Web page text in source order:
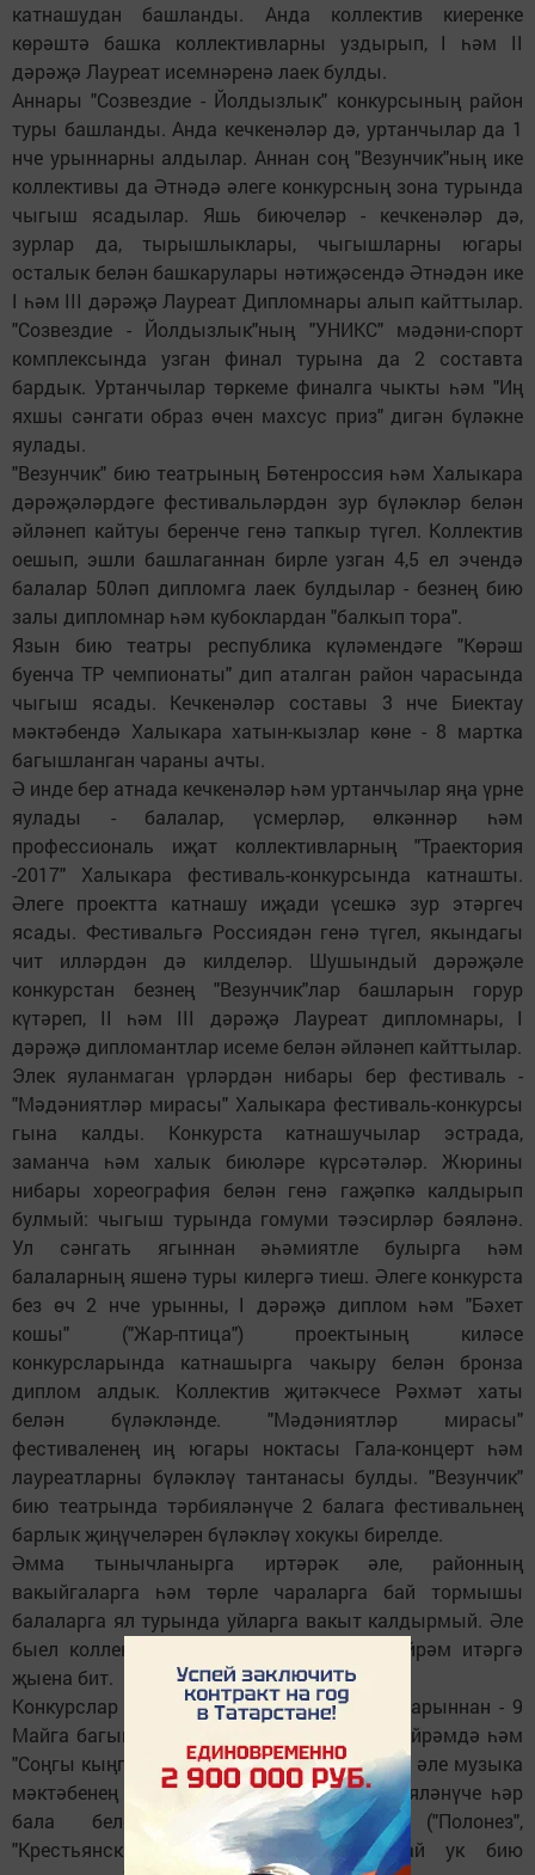
катнашудан башланды. Анда коллектив киеренке
көрәштә башка коллективларны уздырып, I һәм II
дәрәҗә Лауреат исемнәренә лаек булды.
Аннары "Созвездие - Йолдызлык" конкурсының район
туры башланды. Анда кечкенәләр дә, уртанчылар да 1
нче урыннарны алдылар. Аннан соң "Везунчик"ның ике
коллективы да Әтнәдә әлеге конкурсның зона турында
чыгыш ясадылар. Яшь биючеләр - кечкенәләр дә,
зурлар да, тырышлыклары, чыгышларны югары
осталык белән башкарулары нәтиҗәсендә Әтнәдән ике
I һәм III дәрәҗә Лауреат Дипломнары алып кайттылар.
"Созвездие - Йолдызлык"ның "УНИКС" мәдәни-спорт
комплексында узган финал турына да 2 составта
бардык. Уртанчылар төркеме финалга чыкты һәм "Иң
яхшы сәнгати образ өчен махсус приз" дигән бүләкне
яулады.
"Везунчик" бию театрының Бөтенроссия һәм Халыкара
дәрәҗәләрдәге фестивальләрдән зур бүләкләр белән
әйләнеп кайтуы беренче генә тапкыр түгел. Коллектив
оешып, эшли башлаганнан бирле узган 4,5 ел эчендә
балалар 50ләп дипломга лаек булдылар - безнең бию
залы дипломнар һәм кубоклардан "балкып тора".
Язын бию театры республика күләмендәге "Көрәш
буенча ТР чемпионаты" дип аталган район чарасында
чыгыш ясады. Кечкенәләр составы 3 нче Биектау
мәктәбендә Халыкара хатын-кызлар көне - 8 мартка
багышланган чараны ачты.
Ә инде бер атнада кечкенәләр һәм уртанчылар яңа үрне
яулады - балалар, үсмерләр, өлкәннәр һәм
профессиональ иҗат коллективларның "Траектория
-2017" Халыкара фестиваль-конкурсында катнашты.
Әлеге проектта катнашу иҗади үсешкә зур этәргеч
ясады. Фестивальгә Россиядән генә түгел, якындагы
чит илләрдән дә килделәр. Шушындый дәрәҗәле
конкурстан безнең "Везунчик"лар башларын горур
күтәреп, II һәм III дәрәҗә Лауреат дипломнары, I
дәрәҗә дипломантлар исеме белән әйләнеп кайттылар.
Элек яуланмаган үрләрдән нибары бер фестиваль -
"Мәдәниятләр мирасы" Халыкара фестиваль-конкурсы
гына калды. Конкурста катнашучылар эстрада,
заманча һәм халык биюләре күрсәтәләр. Жюрины
нибары хореография белән генә гаҗәпкә калдырып
булмый: чыгыш турында гомуми тәэсирләр бәяләнә.
Ул сәнгать ягыннан әһәмиятле булырга һәм
балаларның яшенә туры килергә тиеш. Әлеге конкурста
без өч 2 нче урынны, I дәрәҗә диплом һәм "Бәхет
кошы" ("Жар-птица") проектының киләсе
конкурсларында катнашырга чакыру белән бронза
диплом алдык. Коллектив җитәкчесе Рәхмәт хаты
белән бүләкләнде. "Мәдәниятләр мирасы"
фестиваленең иң югары ноктасы Гала-концерт һәм
лауреатларны бүләкләү тантанасы булды. "Везунчик"
бию театрында тәрбияләнүче 2 балага фестивальнең
барлык җиңүчеләрен бүләкләү хокукы бирелде.
Әмма тынычланырга иртәрәк әле, районның
вакыйгаларга һәм төрле чараларга бай тормышы
балаларга ял турында уйларга вакыт калдырмый. Әле
быел коллектив 5 еллык юбилеен да бәйрәм итәргә
җыена бит.
Конкурслар һәм чаралардан тыш (соңгыларыннан - 9
Майга багышланган район күләмендәге бәйрәмдә һәм
"Соңгы кыңгырау"да чыгыш ясау), балалар әле музыка
мәктәбенең хореография бүлегендә тәрбияләнүче һәр
бала белергә тиешле биюләрне ("Полонез",
"Крестьянский бранль", "Полька"), шулай ук бию